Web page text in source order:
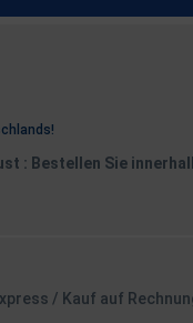
: Bestellen Sie
/ Kauf auf